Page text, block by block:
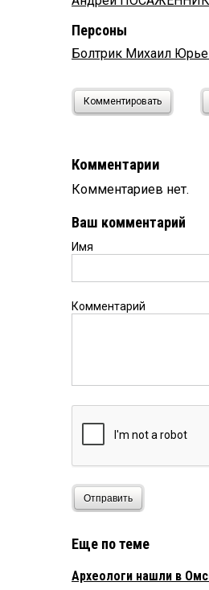
Персоны
Болтрик Михаил
Комментировать
Комментарии
Комментариев нет.
Ваш комментарий
Имя
Комментарий
Отправить
Еще по теме
Археологи нашли в